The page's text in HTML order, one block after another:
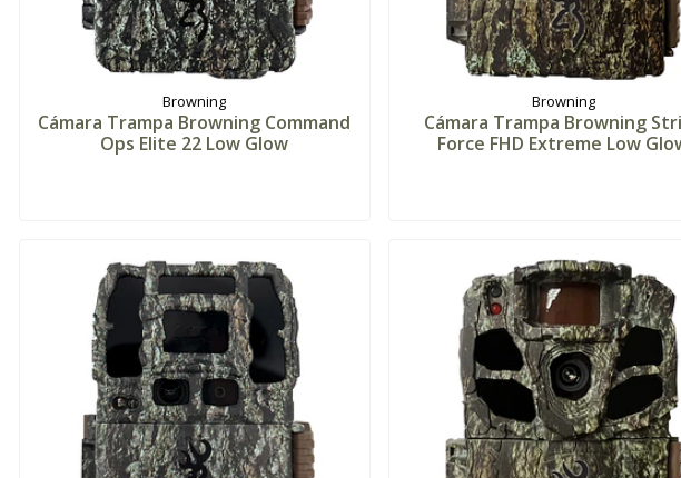
Browning
Cámara Trampa Browning Command
Ops Elite 22 Low Glow
Browning
Cámara Trampa Browning
Force FHD Extreme Low